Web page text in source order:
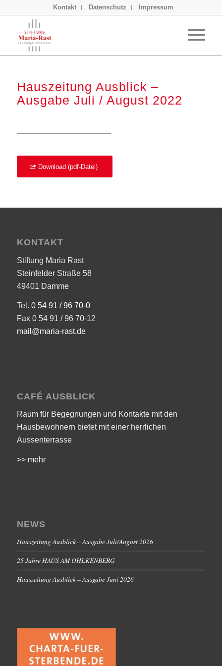
Kontakt Datenschutz Impressum
Hauszeitung Ausblick –
Ausgabe Juli / August 2022
Download (pdf-Datei)
KONTAKT
Stiftung Maria Rast
Steinfelder Straße 58
49401 Damme
Tel. 0 54 91 / 96 70-0
Fax 0 54 91 / 96 70-12
mail@maria-rast.de
CAFÉ AUSBLICK
Raum für Begegnungen und Kontakte mit den
Hausbewohnern bietet mit einer herrlichen
Aussenterrasse
>> mehr
NEWS
Hauszeitung Ausblick – Ausgabe Juli/August 2026
25 Jahre HAUS AM OHLKENBERG
Hauszeitung Ausblick – Ausgabe Juni 2026